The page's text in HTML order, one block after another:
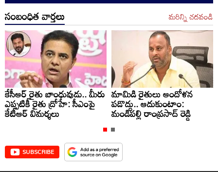
సంబంధిత వార్తలు మరిన్ని చదవండి
కేసీఆర్ రైతు బాంధువుడు.. మీరు
ఎప్పటికీ రైతు ద్రోహే: సీఎంపై
కేటీఆర్ విమర్శలు
మామిడి రైతులు ఆందోళన
పడొద్దు.. ఆదుకుంటాం:
మండిపల్లి రాంప్రసాద్ రెడ్డి
SUBSCRIBE